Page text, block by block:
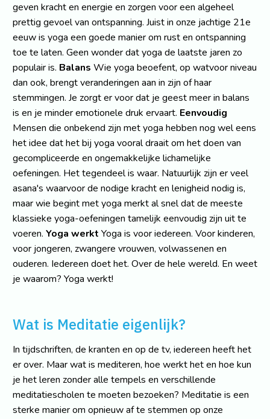
geven kracht en energie en zorgen voor een algeheel
prettig gevoel van ontspanning. Juist in onze jachtige 21e
eeuw is yoga een goede manier om rust en ontspanning
toe te laten. Geen wonder dat yoga de laatste jaren zo
populair is. Balans Wie yoga beoefent, op watvoor niveau
dan ook, brengt veranderingen aan in zijn of haar
stemmingen. Je zorgt er voor dat je geest meer in balans
is en je minder emotionele druk ervaart. Eenvoudig
Mensen die onbekend zijn met yoga hebben nog wel eens
het idee dat het bij yoga vooral draait om het doen van
gecompliceerde en ongemakkelijke lichamelijke
oefeningen. Het tegendeel is waar. Natuurlijk zijn er veel
asana's waarvoor de nodige kracht en lenigheid nodig is,
maar wie begint met yoga merkt al snel dat de meeste
klassieke yoga-oefeningen tamelijk eenvoudig zijn uit te
voeren. Yoga werkt Yoga is voor iedereen. Voor kinderen,
voor jongeren, zwangere vrouwen, volwassenen en
ouderen. Iedereen doet het. Over de hele wereld. En weet
je waarom? Yoga werkt!
Wat is Meditatie eigenlijk?
In tijdschriften, de kranten en op de tv, iedereen heeft het
er over. Maar wat is mediteren, hoe werkt het en hoe kun
je het leren zonder alle tempels en verschillende
meditatiescholen te moeten bezoeken? Meditatie is een
sterke manier om opnieuw af te stemmen op onze